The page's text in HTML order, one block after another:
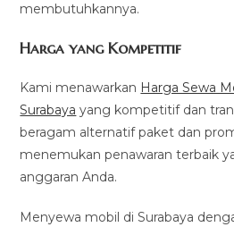
membutuhkannya.
Harga yang Kompetitif
Kami menawarkan Harga Sewa
Surabaya yang kompetitif dan
beragam alternatif paket dan
menemukan penawaran terbaik
anggaran Anda.
Menyewa mobil di Surabaya